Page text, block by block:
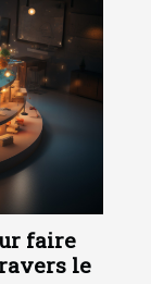
faire
le